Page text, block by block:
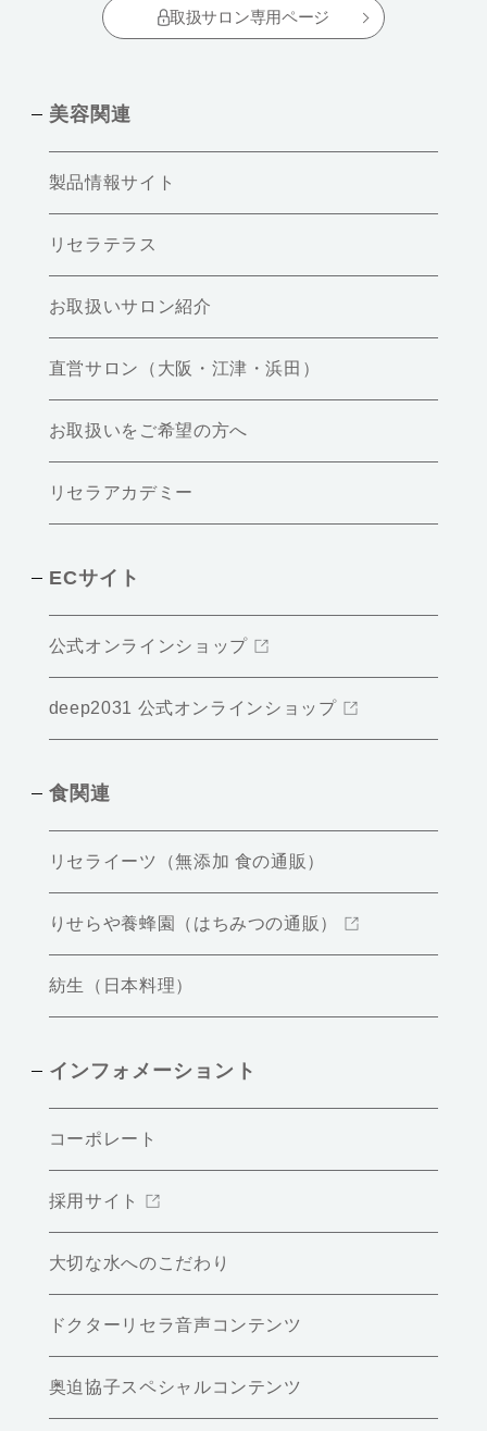
取扱サロン専用ページ
美容関連
製品情報サイト
リセラテラス
お取扱いサロン紹介
直営サロン（大阪・江津・浜田）
お取扱いをご希望の方へ
リセラアカデミー
ECサイト
公式オンラインショップ
deep2031 公式オンラインショップ
食関連
リセライーツ（無添加 食の通販）
りせらや養蜂園（はちみつの通販）
紡生（日本料理）
インフォメーショント
コーポレート
採用サイト
大切な水へのこだわり
ドクターリセラ音声コンテンツ
奥迫協子スペシャルコンテンツ